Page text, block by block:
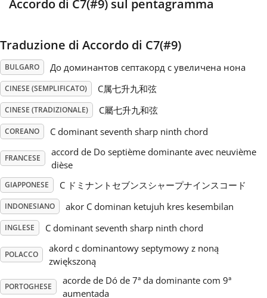
Svenska
Tiếng Việt
Türkçe
Українська
简体中文
繁體中文
Accordo di C7(#9) sul pentagramma
Traduzione di Accordo di C7(#9)
BULGARO До доминантов септакорд с увеличена нона
CINESE (SEMPLIFICATO) C属七升九和弦
CINESE (TRADIZIONALE) C屬七升九和弦
COREANO C dominant seventh sharp ninth chord
FRANCESE
accord de Do septième dominante avec neuvième
dièse
GIAPPONESE C ドミナントセブンスシャープナインスコード
INDONESIANO akor C dominan ketujuh kres kesembilan
INGLESE C dominant seventh sharp ninth chord
POLACCO
akord c dominantowy septymowy z noną
zwiększoną
PORTOGHESE
acorde de Dó de 7ª da dominante com 9ª
aumentada